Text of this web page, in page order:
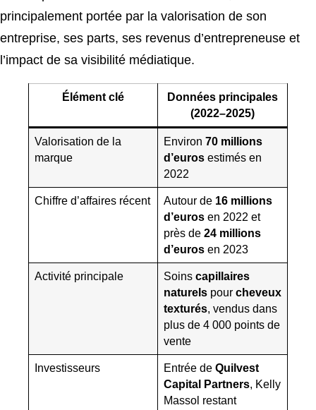
principalement portée par la valorisation de son
entreprise, ses parts, ses revenus d’entrepreneuse et
l’impact de sa visibilité médiatique.
Élément clé
Données principales
(2022–2025)
Valorisation de la
marque
Environ 70 millions
d’eurosestimés en
2022
Chiffre d’affaires récent Autour de 16 millions
d’eurosen 2022 et
près de 24 millions
d’eurosen 2023
Activité principale Soins capillaires
naturelspour cheveux
texturés, vendus dans
plus de 4 000 points de
vente
Investisseurs Entrée de Quilvest
Capital Partners, Kelly
Massol restant